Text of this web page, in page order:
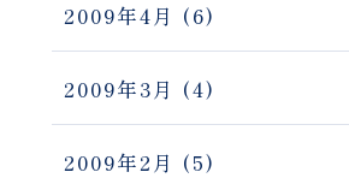
2009年4月 (6)
2009年3月 (4)
2009年2月 (5)